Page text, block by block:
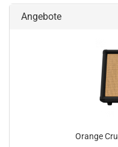
Angebote
Orange